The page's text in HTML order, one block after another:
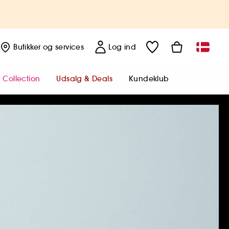
Butikker og services Log ind
Collection Udsalg & Deals Kundeklub